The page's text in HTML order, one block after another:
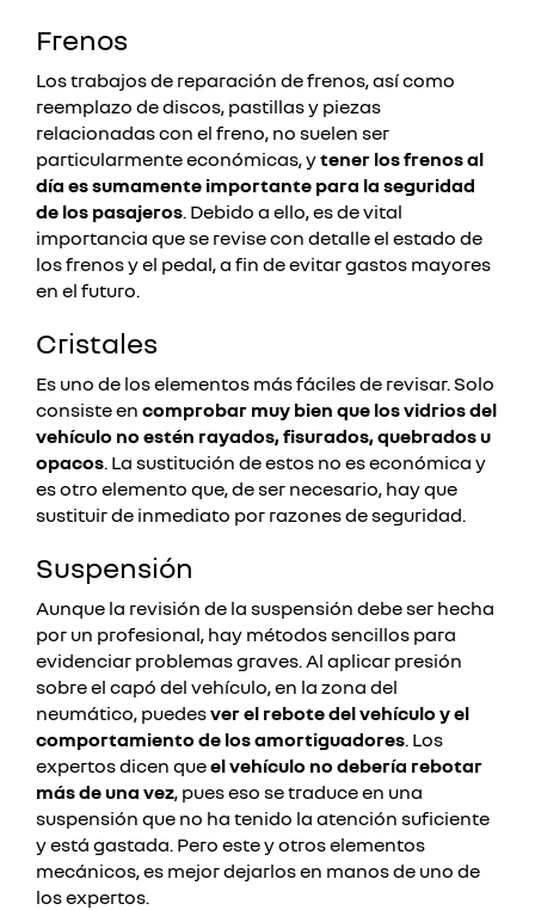
Frenos
Los trabajos de reparación de frenos, así como
reemplazo de discos, pastillas y piezas
relacionadas con el freno, no suelen ser
particularmente económicas, ytener los frenos al
día es sumamente importante para la seguridad
de los pasajeros. Debido a ello, es de vital
importancia que se revise con detalle el estado de
los frenos y el pedal, a fin de evitar gastos mayores
en el futuro.
Cristales
Es uno de los elementos más fáciles de revisar. Solo
consiste en comprobar muy bien que los vidrios del
vehículo no estén rayados, fisurados, quebrados u
opacos. La sustitución de estos no es económica y
es otro elemento que, de ser necesario, hay que
sustituir de inmediato por razones de seguridad.
Suspensión
Aunque la revisión de la suspensión debe ser hecha
por un profesional, hay métodos sencillos para
evidenciar problemas graves. Al aplicar presión
sobre el capó del vehículo, en la zona del
neumático, puedesver el rebote del vehículo y el
comportamiento de los amortiguadores. Los
expertos dicen queel vehículo no debería rebotar
más de una vez, pues eso se traduce en una
suspensión que no ha tenido la atención suficiente
y está gastada. Pero este y otros elementos
mecánicos, es mejor dejarlos en manos de uno de
los expertos.